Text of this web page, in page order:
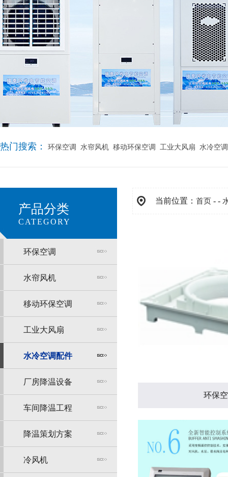
热门搜索： 环保空调 水帘风机 移动环保空调 工业大风扇 水冷空
产品分类
CATEGORY
环保空调
水帘风机
移动环保空调
工业大风扇
水冷空调配件
厂房降温设备
车间降温工程
降温策划方案
冷风机
当前位置： 首页 - -
环保